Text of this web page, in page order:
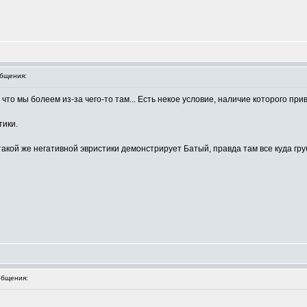
мы болеем из-за чего-то там... Есть некое условие, наличие которого
же негативной эвристики демонстрирует Батый, правда там все куда